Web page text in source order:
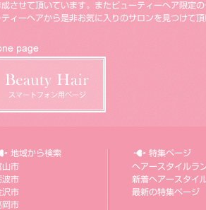
成させて頂いています。またビューティーヘア限定
ティーヘアから是非お気に入りのサロンを見つけて頂
地域から検索
山市
波市
沢市
岡市
特集ページ
ヘアースタイルラ
新着ヘアースタイ
最新の特集ページ